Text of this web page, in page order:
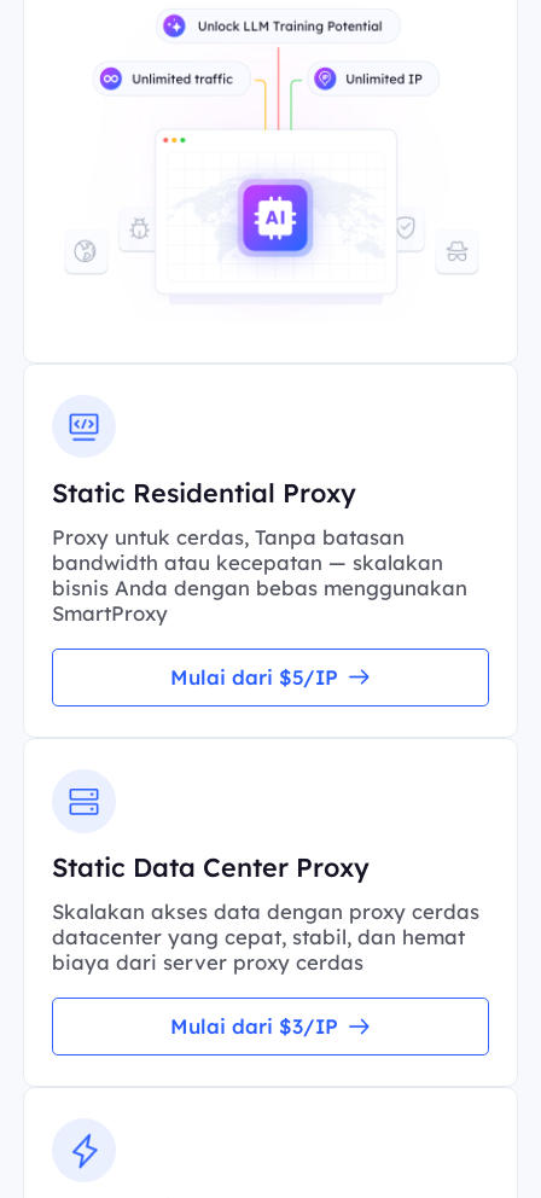
Static Residential Proxy
Proxy untuk cerdas, Tanpa batasan
bandwidth atau kecepatan — skalakan
bisnis Anda dengan bebas menggunakan
SmartProxy
Mulai dari $5/IP
Static Data Center Proxy
Skalakan akses data dengan proxy cerdas
datacenter yang cepat, stabil, dan hemat
biaya dari server proxy cerdas
Mulai dari $3/IP